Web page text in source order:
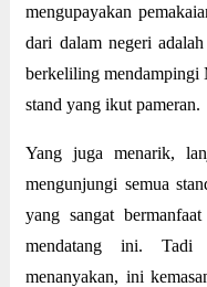
mengupayakan
dari dalam negeri
berkeliling mendampingi
stand yang ikut pameran.
Yang juga menarik,
mengunjungi semua
yang sangat
mendatang ini. Tadi
menanyakan, ini